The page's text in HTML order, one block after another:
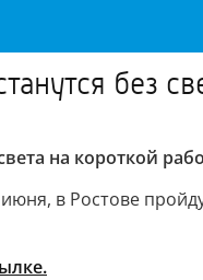
без
на короткой
в Ростове